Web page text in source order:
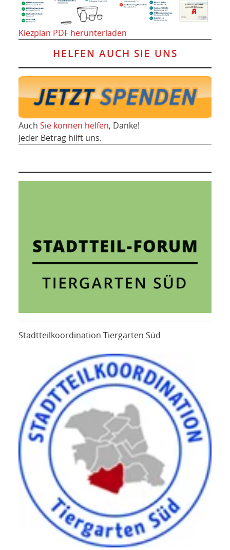
Kiezplan PDF herunterladen
HELFEN AUCH SIE UNS
Auch Sie können helfen, Danke!
Jeder Betrag hilft uns.
Stadtteilkoordination Tiergarten Süd